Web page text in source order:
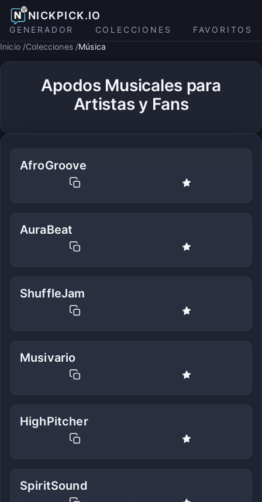
NICKPICK.IO
GENERADOR COLECCIONES
FAVORITOS
Inicio Colecciones Música
Apodos Musicales para
Artistas y Fans
AfroGroove
AuraBeat
ShuffleJam
Musivario
HighPitcher
SpiritSound